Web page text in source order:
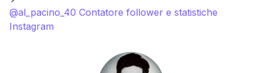
@al_pacino_40 Contatore follower e statistiche
Instagram